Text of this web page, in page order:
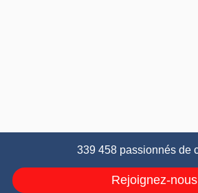
339 458 passionnés de
Rejoignez-